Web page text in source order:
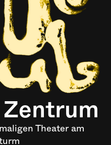
Theater am